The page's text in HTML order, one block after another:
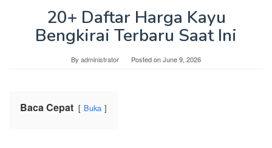
20+ Daftar Harga Kayu
Bengkirai Terbaru Saat Ini
By administrator Posted onJune 9, 2026
Baca Cepat Buka